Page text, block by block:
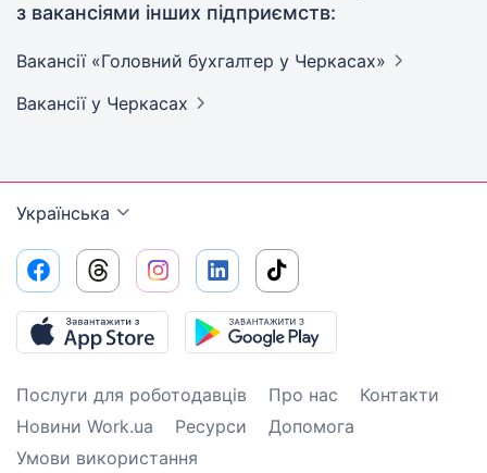
з вакансіями інших підприємств:
Вакансії «Головний бухгалтер у Черкасах»
Вакансії у Черкасах
Українська
Послуги для роботодавців Про нас
Контакти
Новини Work.ua
Ресурси
Допомога
Умови використання